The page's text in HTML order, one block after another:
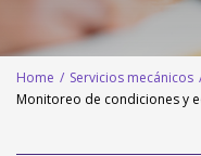
Home / Servicios mecánicos
Monitoreo de condiciones y